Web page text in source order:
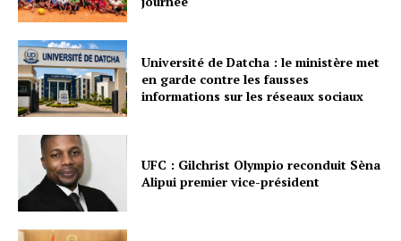
Université de Datcha : le ministère met
en garde contre les fausses
informations sur les réseaux sociaux
UFC : Gilchrist Olympio reconduit Sèna
Alipui premier vice-président